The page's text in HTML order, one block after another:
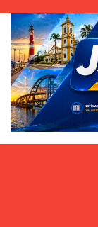
content